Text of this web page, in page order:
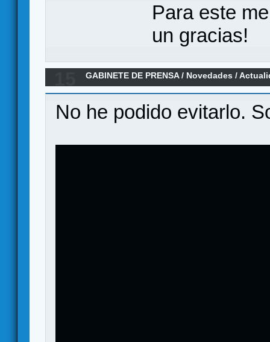
Para este
un gracias!
GABINETE DE PRENSA/ Novedades /
No he podido evitarlo.